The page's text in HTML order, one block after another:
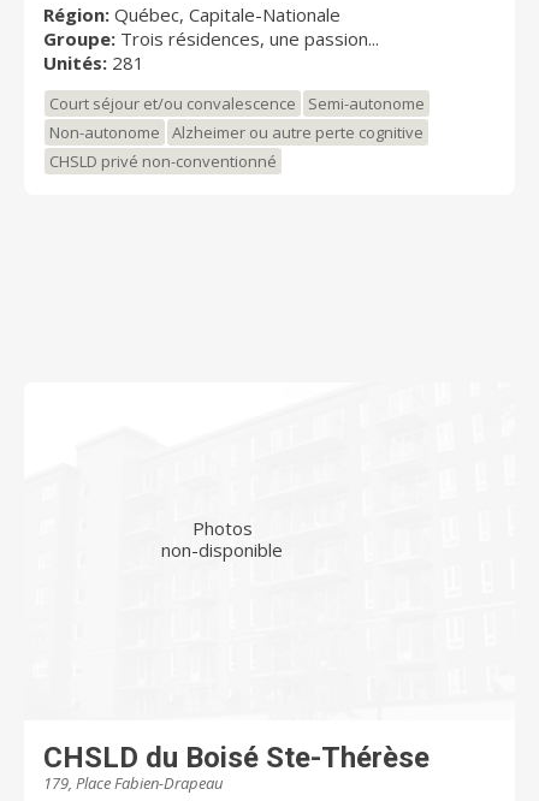
Région: Québec, Capitale-Nationale
Groupe: Trois résidences, une passion...
Unités: 281
Court séjour et/ou convalescence
Semi-autonome
Non-autonome
Alzheimer ou autre perte cognitive
CHSLD privé non-conventionné
Photos
non-disponible
CHSLD du Boisé Ste-Thérèse
179, Place Fabien-Drapeau